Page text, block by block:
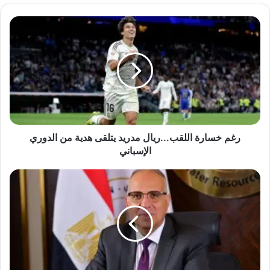
رغم
خسارة
اللقب...ريال
مدريد
يتلقى
هدية
من
الدوري
الإسباني
رغم خسارة اللقب...ريال مدريد يتلقى هدية من الدوري
الإسباني
الدكتور
هاني
سويلم
وتجديد